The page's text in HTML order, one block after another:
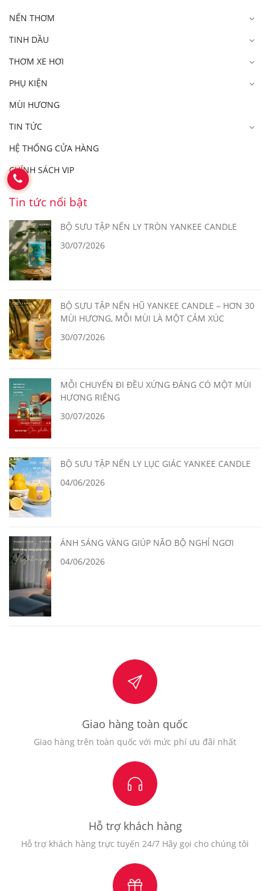
NẾN THƠM
TINH DẦU
THƠM XE HƠI
PHỤ KIỆN
MÙI HƯƠNG
TIN TỨC
HỆ THỐNG CỬA HÀNG
CHÍNH SÁCH VIP
Tin tức nổi bật
BỘ SƯU TẬP NẾN LY TRÒN YANKEE CANDLE
30/07/2026
BỘ SƯU TẬP NẾN HŨ YANKEE CANDLE – HƠN 30
MÙI HƯƠNG, MỖI MÙI LÀ MỘT CẢM XÚC
30/07/2026
MỖI CHUYẾN ĐI ĐỀU XỨNG ĐÁNG CÓ MỘT MÙI
HƯƠNG RIÊNG
30/07/2026
BỘ SƯU TẬP NẾN LY LỤC GIÁC YANKEE CANDLE
04/06/2026
ÁNH SÁNG VÀNG GIÚP NÃO BỘ NGHỈ NGƠI
04/06/2026
Giao hàng toàn quốc
Giao hàng trên toàn quốc với mức phí ưu đãi nhất
Hỗ trợ khách hàng
Hỗ trợ khách hàng trực tuyến 24/7 Hãy gọi cho chúng tôi